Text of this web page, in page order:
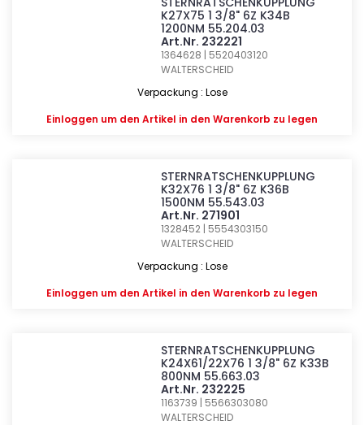
K27X75 1 3/8" 6Z K34B
1200NM 55.204.03
Art.Nr. 232221
1364628 | 5520403120
WALTERSCHEID
Verpackung : Lose
Einloggen um den Artikel in den Warenkorb zu legen
STERNRATSCHENKUPPLUNG
K32X76 1 3/8" 6Z K36B
1500NM 55.543.03
Art.Nr. 271901
1328452 | 5554303150
WALTERSCHEID
Verpackung : Lose
Einloggen um den Artikel in den Warenkorb zu legen
STERNRATSCHENKUPPLUNG
K24X61/22X76 1 3/8" 6Z K33B
800NM 55.663.03
Art.Nr. 232225
1163739 | 5566303080
WALTERSCHEID